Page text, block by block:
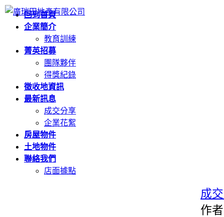
回到首頁
企業簡介
教育訓練
菁英招募
團隊夥伴
得獎紀錄
徵收地資訊
最新訊息
成交分享
企業花絮
房屋物件
土地物件
聯絡我們
店面據點
成
作